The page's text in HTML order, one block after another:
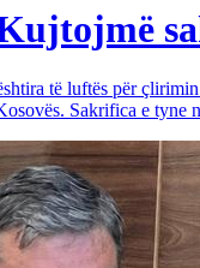
të luftës për
Sakrifica e